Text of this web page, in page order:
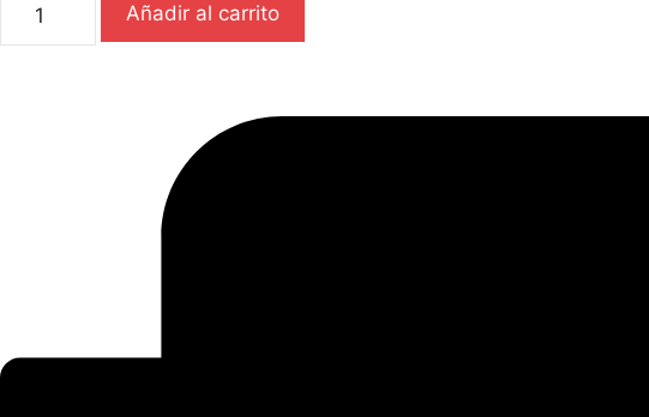
Añadir al carrito